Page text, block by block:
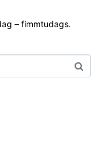
– fimmtudags.